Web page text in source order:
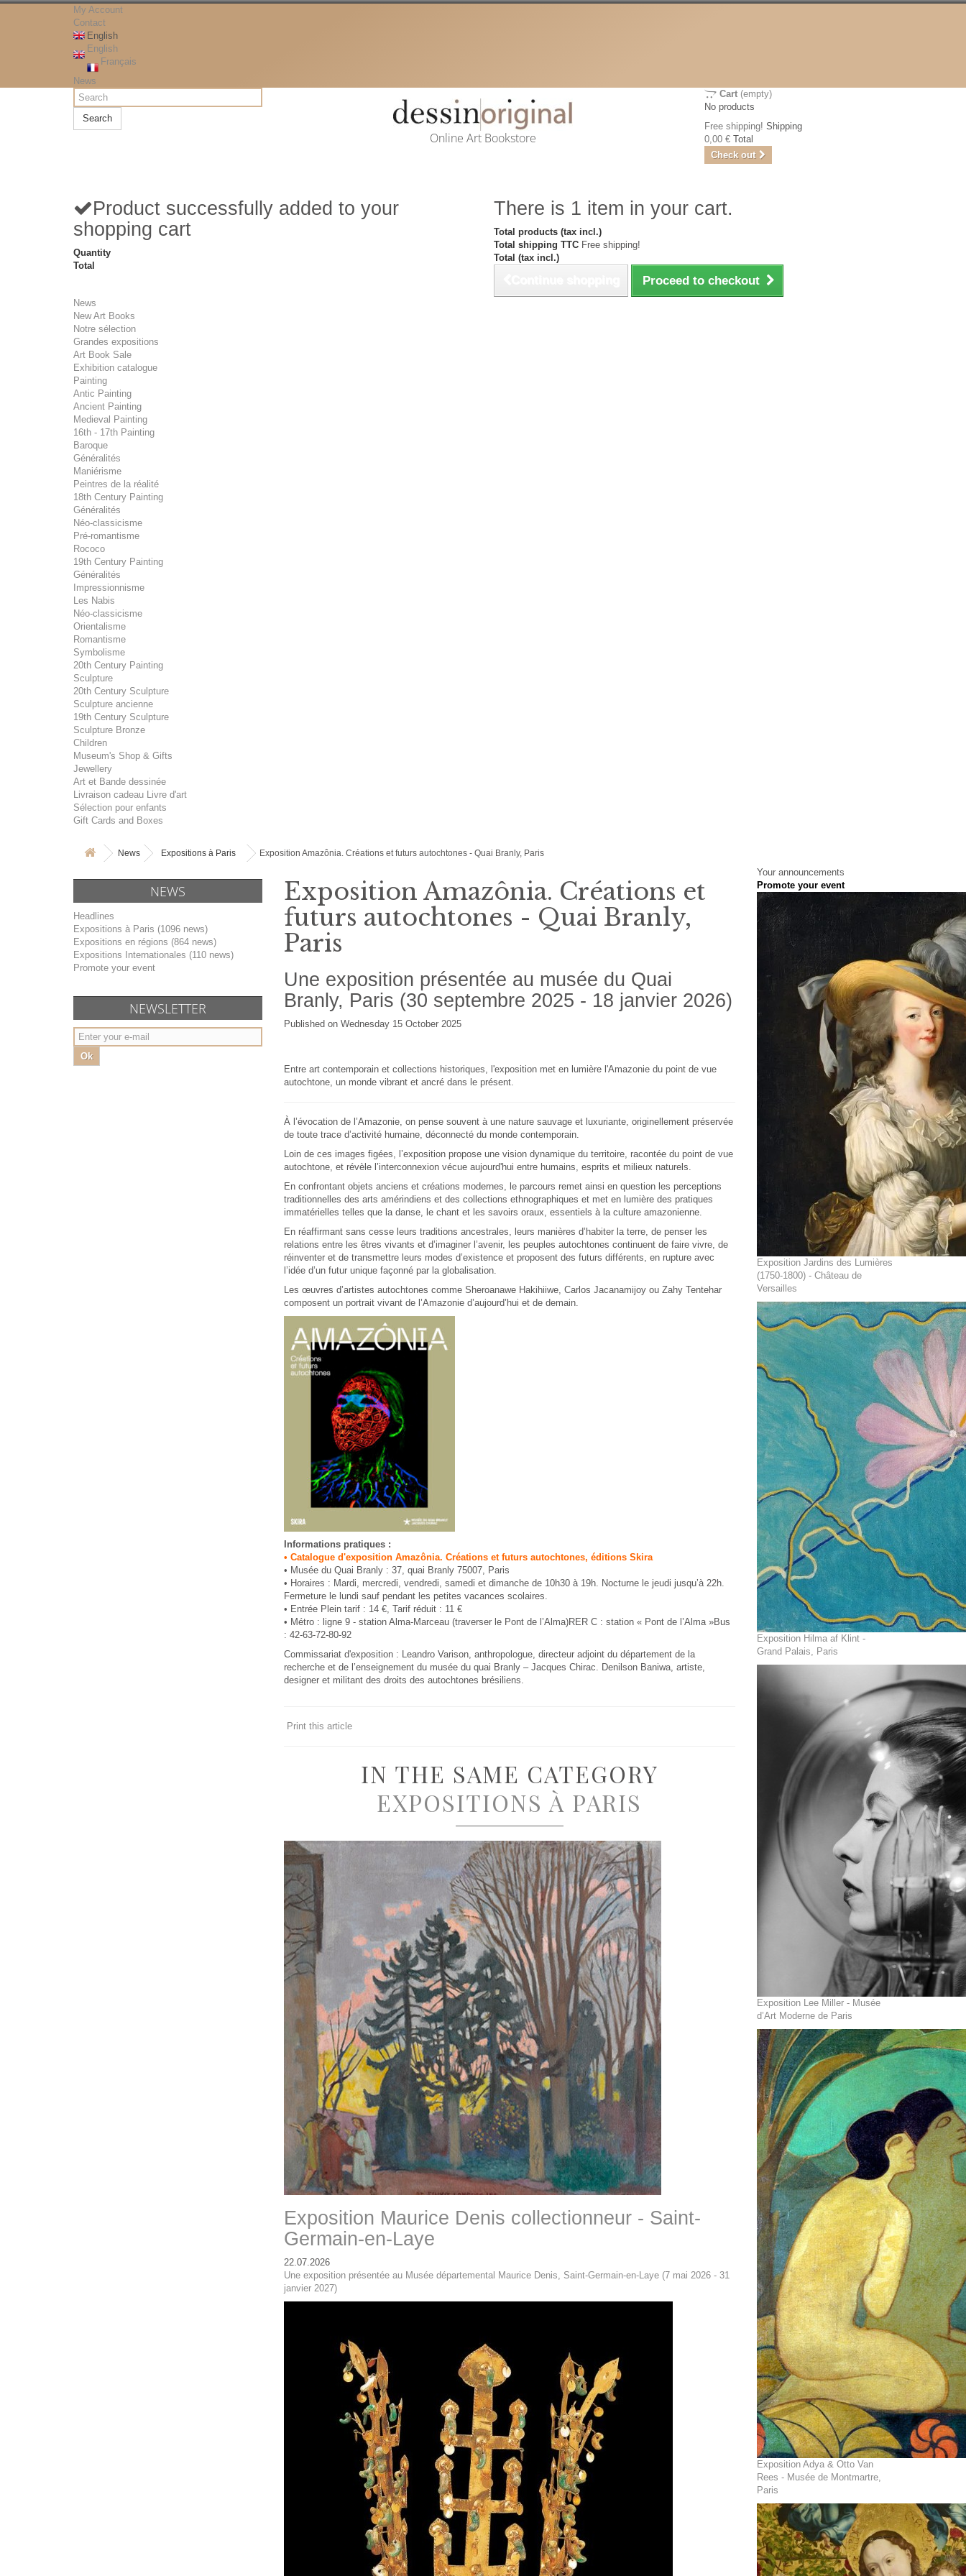
My Account
Contact
English
English
Français
News
Search
Online Art Bookstore
Cart (empty)
No products
Free shipping! Shipping
0,00 € Total
Check out
Product successfully added to your
shopping cart
Quantity
Total
There is 1 item in your cart.
Total products (tax incl.)
Total shipping TTC Free shipping!
Total (tax incl.)
Proceed to checkout
News
New Art Books
Notre sélection
Grandes expositions
Art Book Sale
Exhibition catalogue
Painting
Antic Painting
Ancient Painting
Medieval Painting
16th - 17th Painting
Baroque
Généralités
Maniérisme
Peintres de la réalité
18th Century Painting
Généralités
Néo-classicisme
Pré-romantisme
Rococo
19th Century Painting
Généralités
Impressionnisme
Les Nabis
Néo-classicisme
Orientalisme
Romantisme
Symbolisme
20th Century Painting
Sculpture
20th Century Sculpture
Sculpture ancienne
19th Century Sculpture
Sculpture Bronze
Children
Museum's Shop & Gifts
Jewellery
Art et Bande dessinée
Livraison cadeau Livre d'art
Sélection pour enfants
Gift Cards and Boxes
News Expositions à Paris Exposition Amazônia. Créations et futurs autochtones - Quai Branly, Paris
NEWS
Headlines
Expositions à Paris (1096 news)
Expositions en régions (864 news)
Expositions Internationales (110 news)
Promote your event
NEWSLETTER
Ok
Exposition Amazônia. Créations et
futurs autochtones - Quai Branly,
Paris
Une exposition présentée au musée du Quai
Branly, Paris (30 septembre 2025 - 18 janvier 2026)
Published on Wednesday 15 October 2025
Entre art contemporain et collections historiques, l'exposition met en lumière l'Amazonie du point de vue
autochtone, un monde vibrant et ancré dans le présent.
À l’évocation de l’Amazonie, on pense souvent à une nature sauvage et luxuriante, originellement préservée
de toute trace d’activité humaine, déconnecté du monde contemporain.
Loin de ces images figées, l’exposition propose une vision dynamique du territoire, racontée du point de vue
autochtone, et révèle l’interconnexion vécue aujourd'hui entre humains, esprits et milieux naturels.
En confrontant objets anciens et créations modernes, le parcours remet ainsi en question les perceptions
traditionnelles des arts amérindiens et des collections ethnographiques et met en lumière des pratiques
immatérielles telles que la danse, le chant et les savoirs oraux, essentiels à la culture amazonienne.
En réaffirmant sans cesse leurs traditions ancestrales, leurs manières d’habiter la terre, de penser les
relations entre les êtres vivants et d’imaginer l’avenir, les peuples autochtones continuent de faire vivre, de
réinventer et de transmettre leurs modes d’existence et proposent des futurs différents, en rupture avec
l’idée d’un futur unique façonné par la globalisation.
Les œuvres d’artistes autochtones comme Sheroanawe Hakihiiwe, Carlos Jacanamijoy ou Zahy Tentehar
composent un portrait vivant de l’Amazonie d’aujourd’hui et de demain.
Informations pratiques :
• Catalogue d'exposition Amazônia. Créations et futurs autochtones, éditions Skira
• Musée du Quai Branly : 37, quai Branly 75007, Paris
• Horaires : Mardi, mercredi, vendredi, samedi et dimanche de 10h30 à 19h. Nocturne le jeudi jusqu’à 22h.
Fermeture le lundi sauf pendant les petites vacances scolaires.
• Entrée Plein tarif : 14 €, Tarif réduit : 11 €
• Métro : ligne 9 - station Alma-Marceau (traverser le Pont de l’Alma)RER C : station « Pont de l’Alma »Bus
: 42-63-72-80-92
Commissariat d'exposition : Leandro Varison, anthropologue, directeur adjoint du département de la
recherche et de l’enseignement du musée du quai Branly – Jacques Chirac. Denilson Baniwa, artiste,
designer et militant des droits des autochtones brésiliens.
Print this article
IN THE SAME CATEGORY
EXPOSITIONS À PARIS
Exposition Maurice Denis collectionneur - Saint-
Germain-en-Laye
22.07.2026
Une exposition présentée au Musée départemental Maurice Denis, Saint-Germain-en-Laye (7 mai 2026 - 31
janvier 2027)
Your announcements
Promote your event
Exposition Jardins des Lumières
(1750-1800) - Château de
Versailles
Exposition Hilma af Klint -
Grand Palais, Paris
Exposition Lee Miller - Musée
d’Art Moderne de Paris
Exposition Adya & Otto Van
Rees - Musée de Montmartre,
Paris